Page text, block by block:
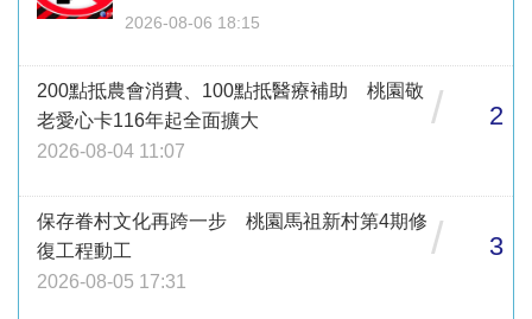
2026-08-06 18:15
200點抵農會消費、100點抵醫療補助 桃園敬
老愛心卡116年起全面擴大
2026-08-04 11:07
/ 2
保存眷村文化再跨一步 桃園馬祖新村第4期修
復工程動工
2026-08-05 17:31
/ 3